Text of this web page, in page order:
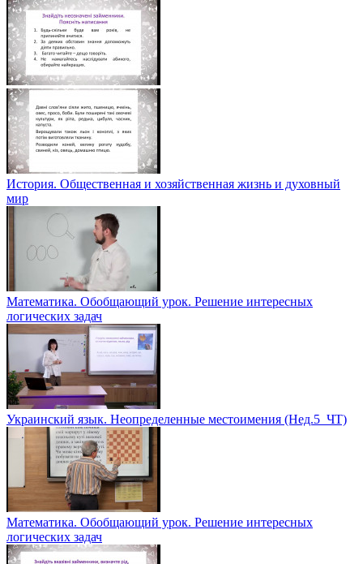
История. Общественная и хозяйственная жизнь и духовный
мир
Математика. Обобщающий урок. Решение интересных
логических задач
Украинский язык. Неопределенные местоимения (Нед.5_ЧТ)
Математика. Обобщающий урок. Решение интересных
логических задач